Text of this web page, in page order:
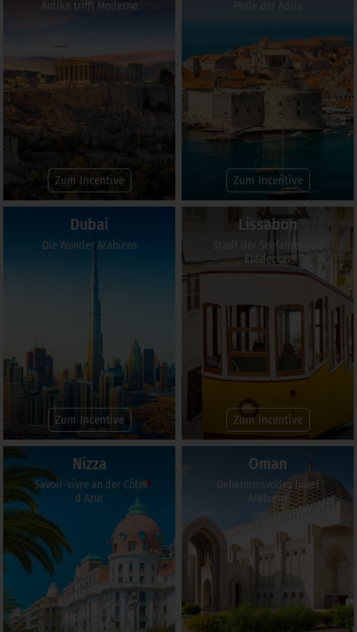
Antike trifft Moderne
Zum Incentive
Perle der Adria
Zum Incentive
Dubai
Die Wunder Arabiens
Zum Incentive
Lissabon
Stadt der Seefahrer und
Entdecker
Zum Incentive
Nizza
Savoir-vivre an der Côte
d’Azur
Oman
Geheimnisvolles Juwel
Arabiens